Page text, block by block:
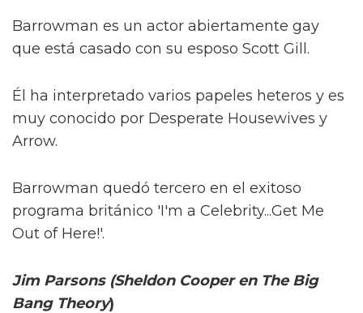
Barrowman es un actor abiertamente gay
que está casado con su esposo Scott Gill.
Él ha interpretado varios papeles heteros y es
muy conocido por Desperate Housewives y
Arrow.
Barrowman quedó tercero en el exitoso
programa británico 'I'm a Celebrity...Get Me
Out of Here!'.
Jim Parsons (Sheldon Cooper en The Big
Bang Theory)